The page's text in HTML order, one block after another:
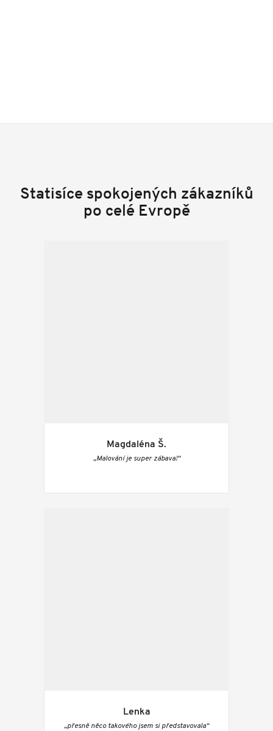
Statisíce spokojených zákazníků
po celé Evropě
Magdaléna Š.
„Malování je super zábava!“
Lenka
„přesně něco takového jsem si představovala“